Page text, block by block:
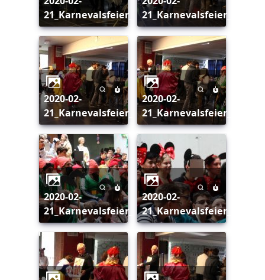
21_Karnevalsfeier_15321_Karnevalsfeier_154
2020-02-
21_Karnevalsfeier_155
2020-02-
21_Karnevalsfeier_156
2020-02-
21_Karnevalsfeier_157
2020-02-
21_Karnevalsfeier_158